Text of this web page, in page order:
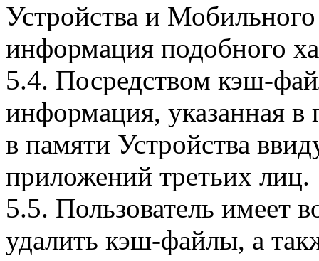
Устройства и
информация подобного
5.4. Посредством кэш-
информация, указанная в
в памяти Устройства
приложений третьих лиц.
5.5. Пользователь имеет
удалить кэш-файлы, а